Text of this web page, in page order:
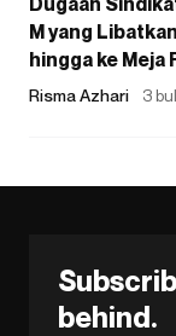
M yang
hingga ke Meja
Risma Azhari 3
behind.